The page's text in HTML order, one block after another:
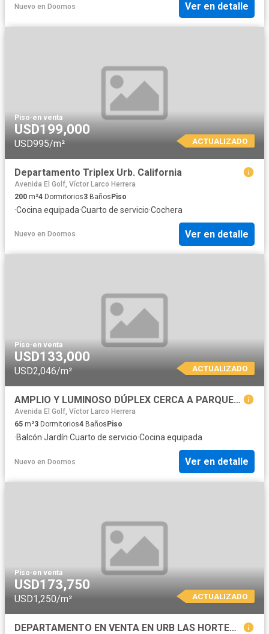
Nuevo en Doomos Ver en detalle
Piso·en venta
USD199,000
USD995/m² ACTUALIZADO
Departamento Triplex Urb. California
Avenida El Golf, Víctor Larco Herrera
200 m²4 Dormitorios3 BañosPiso
·Cocina equipada·Cuarto de servicio·Cochera
Nuevo en Doomos Ver en detalle
Piso·en venta
USD133,000
USD2,046/m² ACTUALIZADO
AMPLIO Y LUMINOSO DÚPLEX CERCA A PARQUE EN URB. FÁTIMA 3er y 4to piso
Avenida El Golf, Víctor Larco Herrera
65 m²3 Dormitorios4 Baños Piso
·Balcón·Jardín·Cuarto de servicio·Cocina equipada
Nuevo en Doomos Ver en detalle
Piso·en venta
USD173,750
USD1,250/m² ACTUALIZADO
DEPARTAMENTO EN VENTA EN URB LAS HORTENSIAS DE CALIFORNIA DE 139 M2